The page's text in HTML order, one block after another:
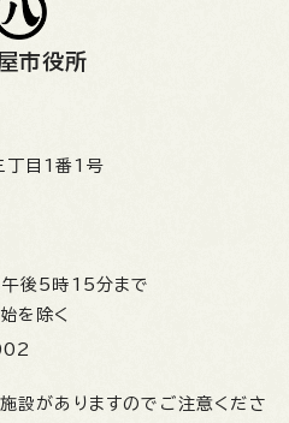
市役所
丁目1番1号
後5時15分まで
を除く
設がありますのでご注意くださ